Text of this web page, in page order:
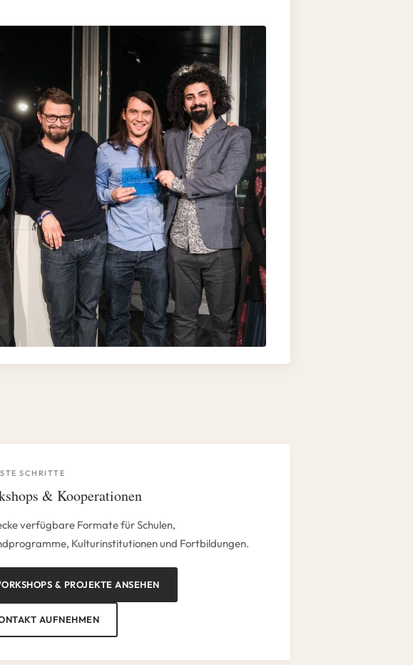
SCHRITTE
& Kooperationen
verfügbare Formate für Schulen,
Kulturinstitutionen und Fortbildungen.
& PROJEKTE ANSEHEN
AUFNEHMEN